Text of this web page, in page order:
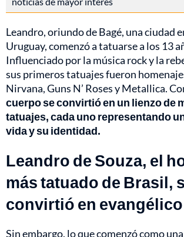
Leandro, oriundo de Bagé, una ciudad
Uruguay, comenzó a tatuarse a los 13
Influenciado por la música rock y la
sus primeros tatuajes fueron
Nirvana, Guns N’ Roses y Metallica.
cuerpo se convirtió en un lienzo de
tatuajes, cada uno representando
vida y su identidad.
Leandro de Souza, el
más tatuado de Brasil,
convirtió en evangélico
Sin embargo, lo que comenzó como